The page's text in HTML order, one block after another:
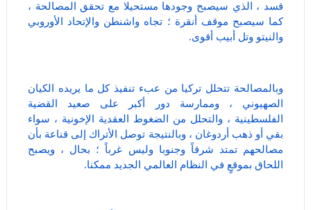
قسد ، الذي سيصبح وجودها مستحيلا مع تحقق المصالحة ،
كما سيصبح موقف أنقرة ؛ تجاه واشنطن والإتحاد الأوروبي
والنيتو وتل أبيب أقوى.
وبالمصالحة تتحلل تركيا من عبء تنفيذ كل ما يريده الكيان
الصهيوني ، وممارسة دور أكبر على صعيد القضية
الفلسطينية ، والتحلل من الضغوط العقدية الإخونية ، سواء
بقي أو ذهب أردوغان ، وبالنتيجة توصل الأتراك إلى قناعة بأن
مصالحهم تمتد شرقاً وجنوبا وليس غرباً ؛ بحال ، ويصبح
اللحاق بموقعٍ في النظام العالمي الجديد ممكنا.